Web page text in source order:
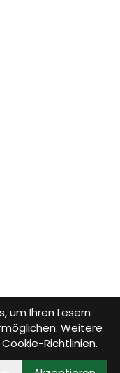
um Ihren Lesern
Weitere
Cookie-Richtlinien.